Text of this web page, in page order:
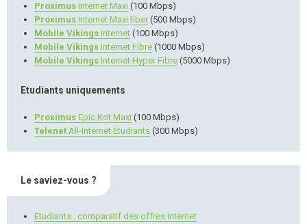
Proximus Internet Maxi (100 Mbps)
Proximus Internet Maxi fiber(500 Mbps)
Mobile Vikings Internet (100 Mbps)
Mobile Vikings Internet Fibre (1000 Mbps)
Mobile Vikings Internet Hyper Fibre (5000 Mbps)
Etudiants uniquements
Proximus Epic Kot Maxi (100 Mbps)
Telenet All-Internet Etudiants (300 Mbps)
Le saviez-vous ?
Etudiants : comparatif des offres Internet